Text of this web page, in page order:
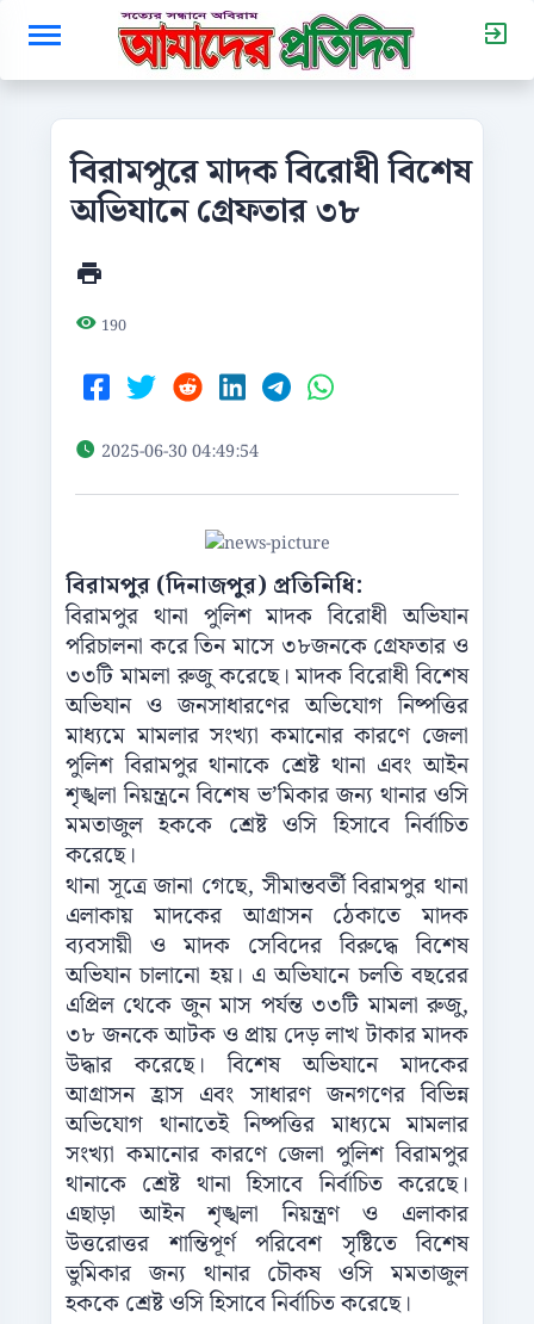
বিরামপুরে মাদক বিরোধী বিশেষ
অভিযানে গ্রেফতার ৩৮
190
2025-06-30 04:49:54
বিরামপুর (দিনাজপুর) প্রতিনিধি:
বিরামপুর থানা পুলিশ মাদক বিরোধী অভিযান
পরিচালনা করে তিন মাসে ৩৮জনকে গ্রেফতার ও
৩৩টি মামলা রুজু করেছে। মাদক বিরোধী বিশেষ
অভিযান ও জনসাধারণের অভিযোগ নিষ্পত্তির
মাধ্যমে মামলার সংখ্যা কমানোর কারণে জেলা
পুলিশ বিরামপুর থানাকে শ্রেষ্ট থানা এবং আইন
শৃঙ্খলা নিয়ন্ত্রনে বিশেষ ভ’মিকার জন্য থানার ওসি
মমতাজুল হককে শ্রেষ্ট ওসি হিসাবে নির্বাচিত
করেছে।
থানা সূত্রে জানা গেছে, সীমান্তবর্তী বিরামপুর থানা
এলাকায় মাদকের আগ্রাসন ঠেকাতে মাদক
ব্যবসায়ী ও মাদক সেবিদের বিরুদ্ধে বিশেষ
অভিযান চালানো হয়। এ অভিযানে চলতি বছরের
এপ্রিল থেকে জুন মাস পর্যন্ত ৩৩টি মামলা রুজু,
৩৮ জনকে আটক ও প্রায় দেড় লাখ টাকার মাদক
উদ্ধার করেছে। বিশেষ অভিযানে মাদকের
আগ্রাসন হ্রাস এবং সাধারণ জনগণের বিভিন্ন
অভিযোগ থানাতেই নিষ্পত্তির মাধ্যমে মামলার
সংখ্যা কমানোর কারণে জেলা পুলিশ বিরামপুর
থানাকে শ্রেষ্ট থানা হিসাবে নির্বাচিত করেছে।
এছাড়া আইন শৃঙ্খলা নিয়ন্ত্রণ ও এলাকার
উত্তরোত্তর শান্তিপূর্ণ পরিবেশ সৃষ্টিতে বিশেষ
ভুমিকার জন্য থানার চৌকষ ওসি মমতাজুল
হককে শ্রেষ্ট ওসি হিসাবে নির্বাচিত করেছে।